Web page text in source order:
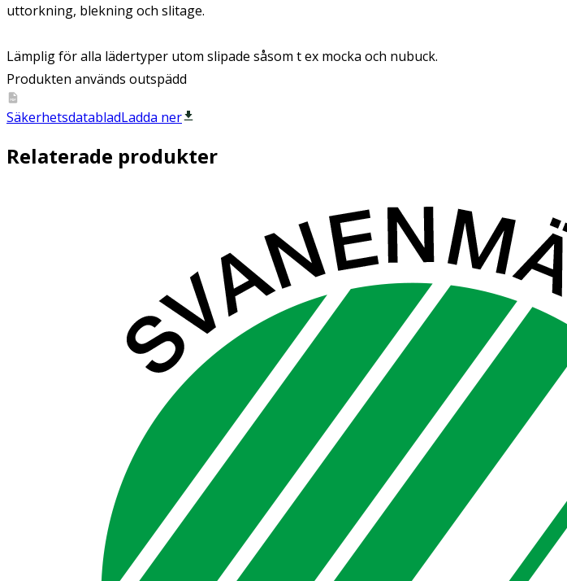
uttorkning, blekning och slitage.
Lämplig för alla lädertyper utom slipade såsom t ex mocka och nubuck.
Produkten används outspädd
SäkerhetsdatabladLadda ner
Relaterade produkter